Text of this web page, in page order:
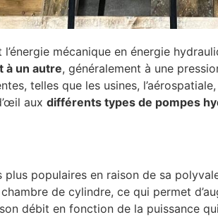
mécanique en énergie
à un autre, généralement à une
telles que les usines,
aux différents types de pompes
plus populaires en raison de sa
de cylindre, ce qui permet
débit en fonction de la puissance